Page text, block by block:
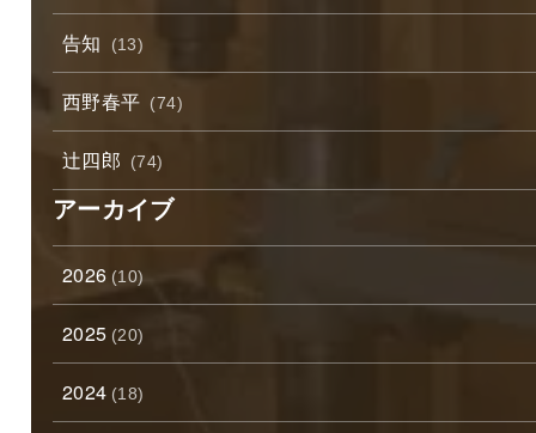
告知 (13)
西野春平 (74)
辻四郎 (74)
アーカイブ
2026 (10)
2025 (20)
2024 (18)